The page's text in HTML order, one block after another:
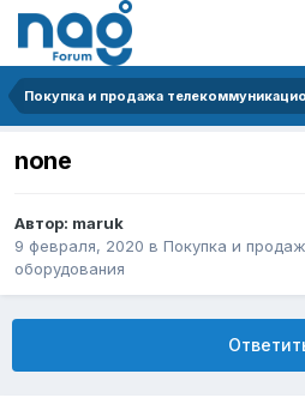
none
Автор: maruk
9 февраля, 2020 в Покупка и
оборудования